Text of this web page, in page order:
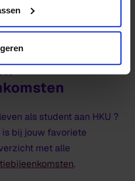
als student aan HKU ?
bij jouw favoriete
met alle
.